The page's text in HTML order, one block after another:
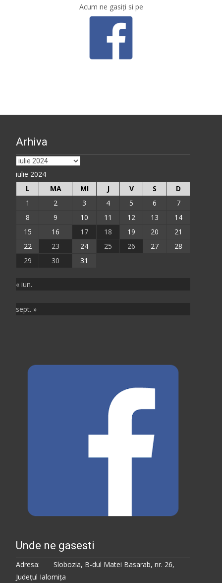
Acum ne gasiţi si pe
Arhiva
Arhiva
iulie 2024
L
MA MI J V S
D
1
2 3 4 5 6
7
8
9 10 11 12 13
14
15
16 17 18 19 20
21
22
23 24 25 26 27
28
29
30 31
« iun.
sept. »
Unde ne gasesti
Adresa: Slobozia, B-dul Matei Basarab, nr. 26,
Judeţul Ialomiţa